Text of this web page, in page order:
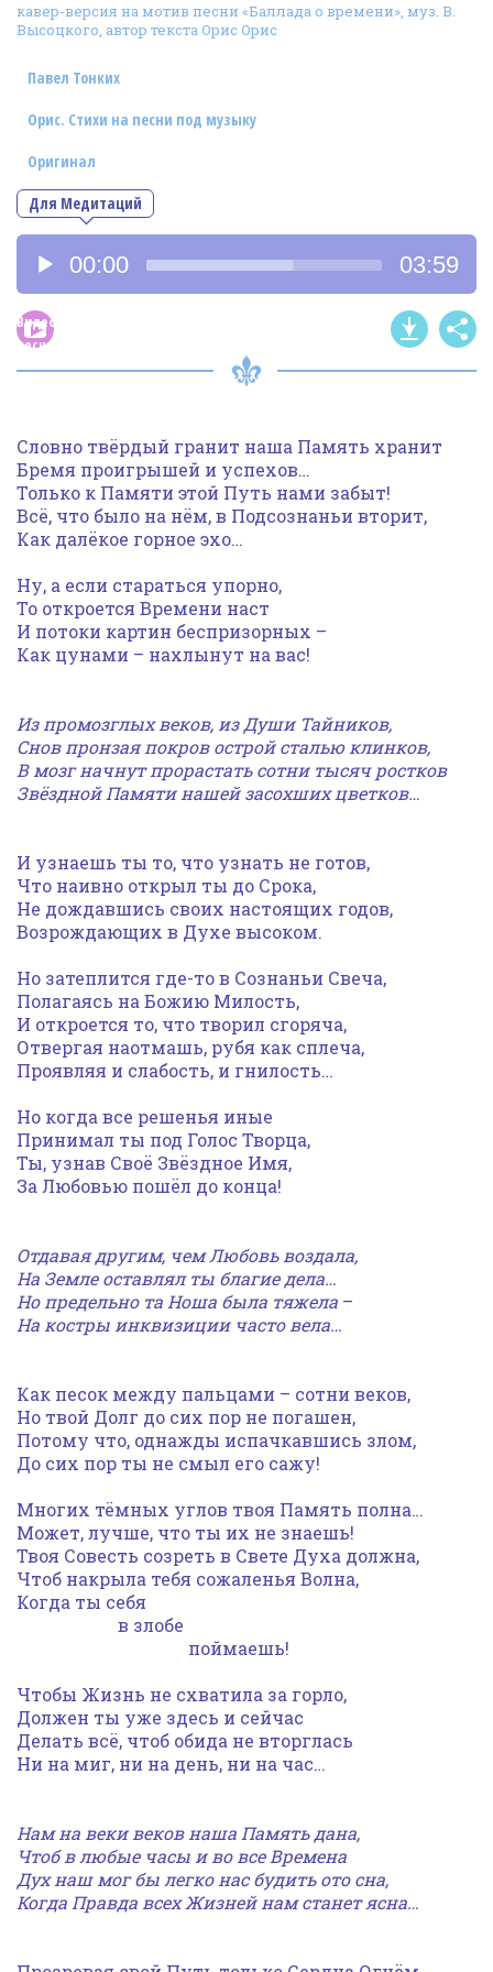
Фотогалерея
In English
Видео
Ииссиидиология
Номера песен
кавер-версия на мотив песни «Баллада о времени», муз. В.
Высоцкого, автор текста Орис Орис
Для Медитаций
Павел Тонких
Орис. Стихи на песни под музыку
Оригинал
Аудиоплеер
00:00 03:59
Видео
песни
Словно твёрдый гранит наша Память хранит
Бремя проигрышей и успехов…
Только к Памяти этой Путь нами забыт!
Всё, что было на нём, в Подсознаньи вторит,
Как далёкое горное эхо…
Ну, а если стараться упорно,
То откроется Времени наст
И потоки картин беспризорных –
Как цунами – нахлынут на вас!
Из промозглых веков, из Души Тайников,
Снов пронзая покров острой сталью клинков,
В мозг начнут прорастать сотни тысяч ростков
Звёздной Памяти нашей засохших цветков…
И узнаешь ты то, что узнать не готов,
Что наивно открыл ты до Срока,
Не дождавшись своих настоящих годов,
Возрождающих в Духе высоком.
Но затеплится где-то в Сознаньи Свеча,
Полагаясь на Божию Милость,
И откроется то, что творил сгоряча,
Отвергая наотмашь, рубя как сплеча,
Проявляя и слабость, и гнилость…
Но когда все решенья иные
Принимал ты под Голос Творца,
Ты, узнав Своё Звёздное Имя,
За Любовью пошёл до конца!
Отдавая другим, чем Любовь воздала,
На Земле оставлял ты благие дела…
Но предельно та Ноша была тяжела –
На костры инквизиции часто вела…
Как песок между пальцами – сотни веков,
Но твой Долг до сих пор не погашен,
Потому что, однажды испачкавшись злом,
До сих пор ты не смыл его сажу!
Многих тёмных углов твоя Память полна…
Может, лучше, что ты их не знаешь!
Твоя Совесть созреть в Свете Духа должна,
Чтоб накрыла тебя сожаленья Волна,
Когда ты себя
в злобе
поймаешь!
Чтобы Жизнь не схватила за горло,
Должен ты уже здесь и сейчас
Делать всё, чтоб обида не вторглась
Ни на миг, ни на день, ни на час…
Нам на веки веков наша Память дана,
Чтоб в любые часы и во все Времена
Дух наш мог бы легко нас будить ото сна,
Когда Правда всех Жизней нам станет ясна…